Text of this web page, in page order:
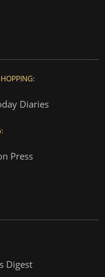
Diaries
Press
Digest